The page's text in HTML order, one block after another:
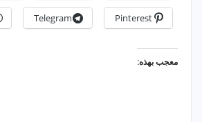
Pinterest
Telegram
معجب بهذه: